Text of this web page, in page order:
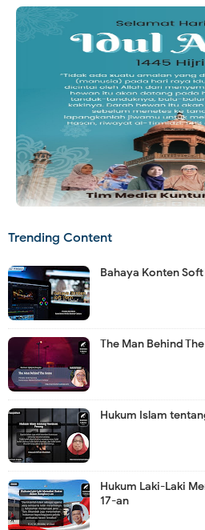
Trending Content
Bahaya Konten
The Man Behind
Hukum Islam
Hukum Laki-Laki
17-an